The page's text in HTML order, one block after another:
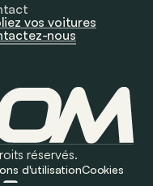
vos voitures
nous
réservés.
d'utilisationCookies